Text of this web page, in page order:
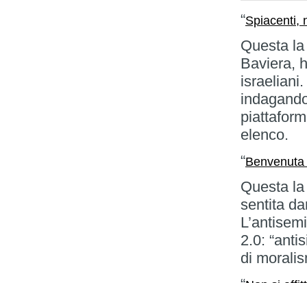
“Spiacenti,
Questa
Baviera,
elenco.
“
Questa
sentita
2.0:
di